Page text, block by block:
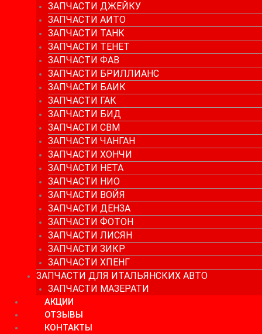
ЗАПЧАСТИ ДЖЕЙКУ
ЗАПЧАСТИ АИТО
ЗАПЧАСТИ ТАНК
ЗАПЧАСТИ ТЕНЕТ
ЗАПЧАСТИ ФАВ
ЗАПЧАСТИ БРИЛЛИАНС
ЗАПЧАСТИ БАИК
ЗАПЧАСТИ ГАК
ЗАПЧАСТИ БИД
ЗАПЧАСТИ СВМ
ЗАПЧАСТИ ЧАНГАН
ЗАПЧАСТИ ХОНЧИ
ЗАПЧАСТИ НЕТА
ЗАПЧАСТИ НИО
ЗАПЧАСТИ ВОЙЯ
ЗАПЧАСТИ ДЕНЗА
ЗАПЧАСТИ ФОТОН
ЗАПЧАСТИ ЛИСЯН
ЗАПЧАСТИ ЗИКР
ЗАПЧАСТИ ХПЕНГ
ЗАПЧАСТИ ДЛЯ ИТАЛЬЯНСКИХ АВТО
ЗАПЧАСТИ МАЗЕРАТИ
АКЦИИ
ОТЗЫВЫ
КОНТАКТЫ